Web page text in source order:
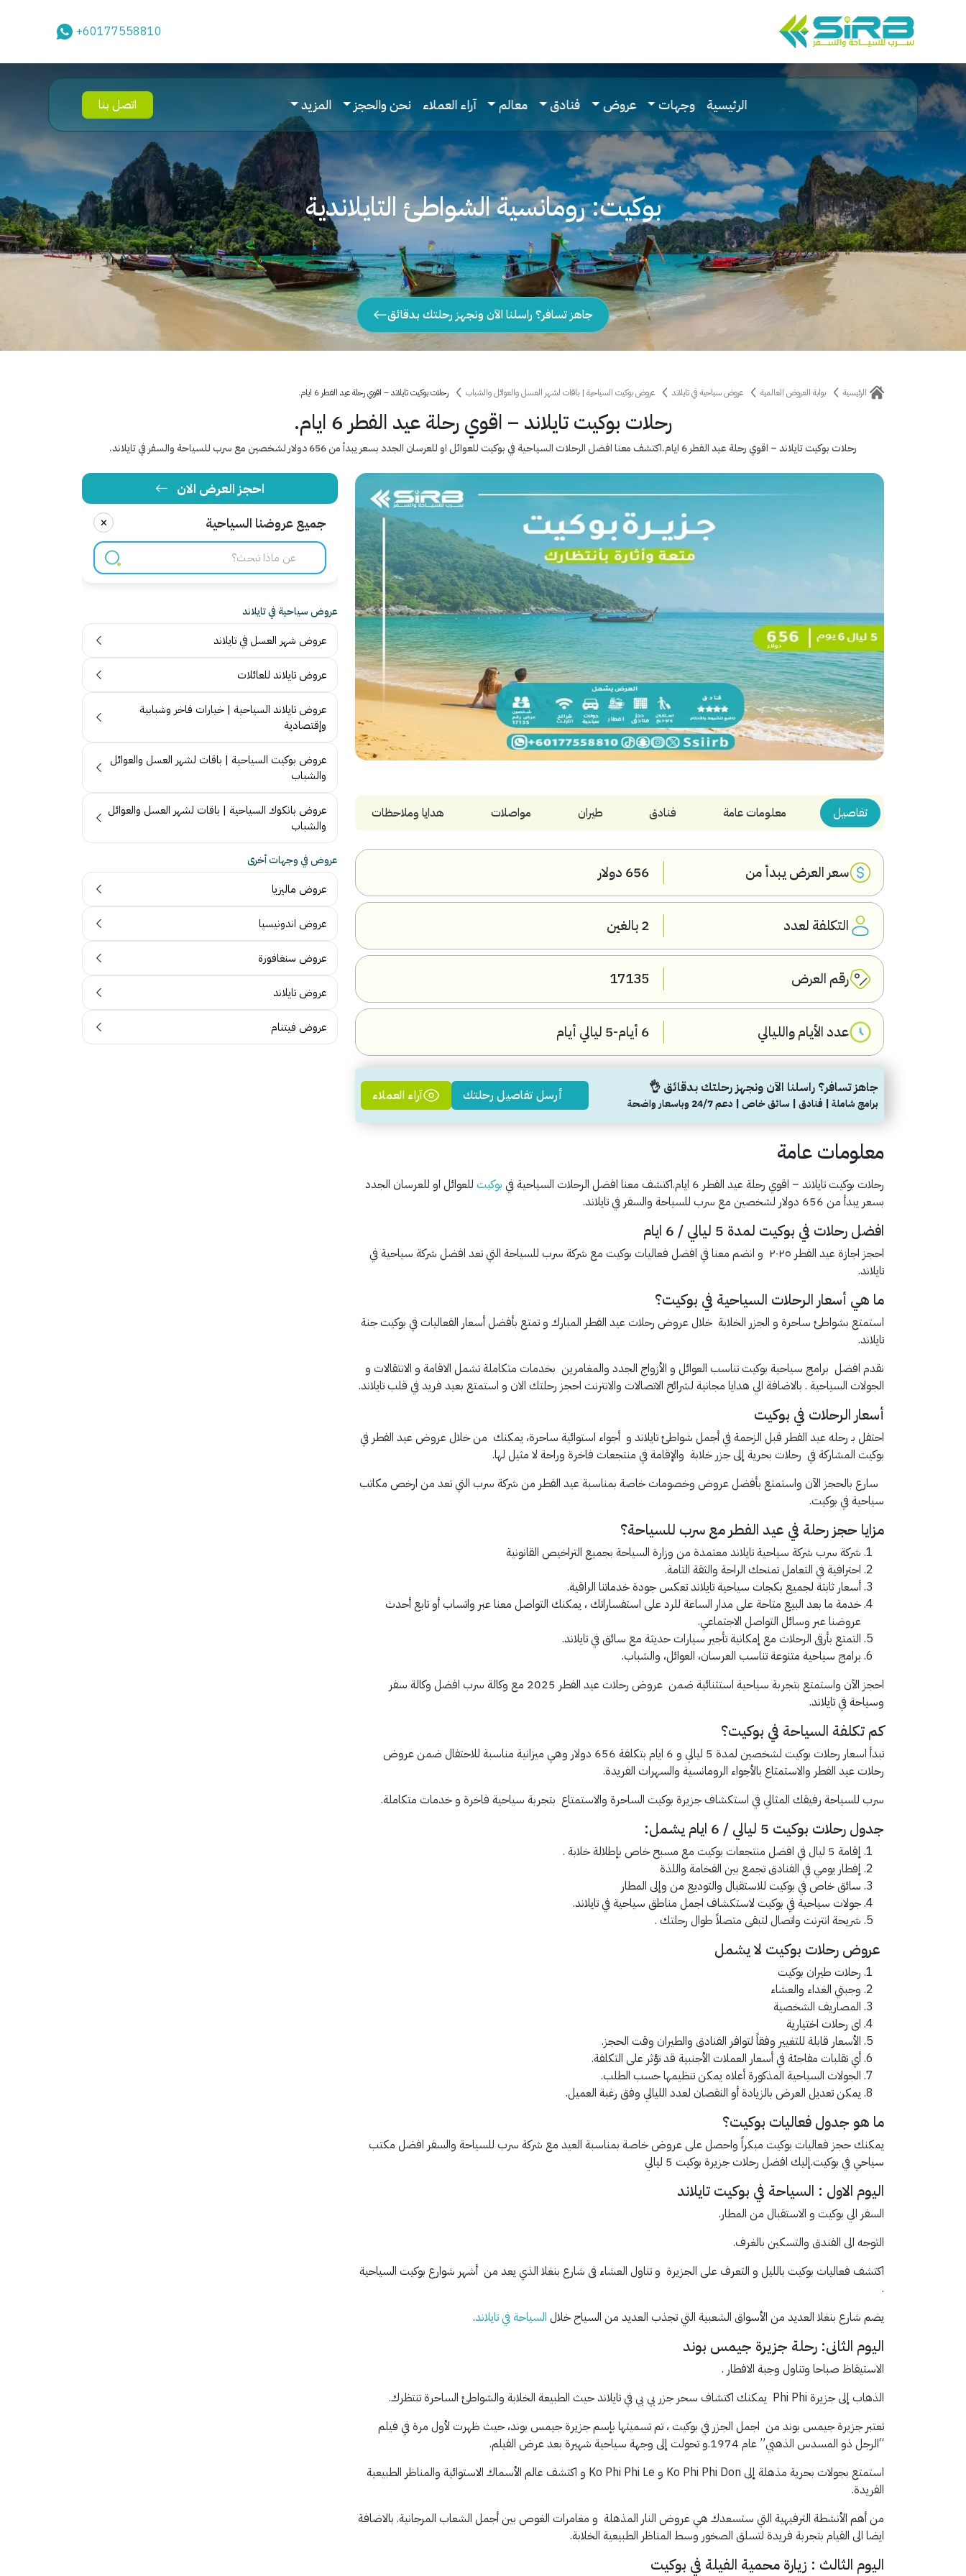
+60177558810
الرئيسية وجهات عروض فنادق معالم آراء العملاء نحن والحجز المزيد اتصل بنا
بوكيت: رومانسية الشواطئ التايلاندية
جاهز تسافر؟ راسلنا الآن ونجهز رحلتك بدقائق
الرئيسية بوابة العروض العالمية عروض سياحية في تايلاند عروض بوكيت السياحية | باقات لشهر العسل والعوائل والشباب رحلات بوكيت تايلاند – اقوي رحلة عيد الفطر 6 ايام.
رحلات بوكيت تايلاند – اقوي رحلة عيد الفطر 6 ايام.
رحلات بوكيت تايلاند – اقوي رحلة عيد الفطر 6 ايام.اكتشف معنا افضل الرحلات السياحية في بوكيت للعوائل او للعرسان الجدد بسعر يبدأ من 656 دولار لشخصين مع سرب للسياحة والسفر في تايلاند.
تفاصيل معلومات عامة فنادق طيران مواصلات هدايا وملاحظات
سعر العرض يبدأ من 656 دولار
التكلفة لعدد 2 بالغين
رقم العرض 17135
عدد الأيام والليالي 6 أيام-5 ليالي أيام
جاهز تسافر؟ راسلنا الآن ونجهز رحلتك بدقائق 👌
برامج شاملة | فنادق | سائق خاص | دعم 24/7 وباسعار واضحة أرسل تفاصيل رحلتك آراء العملاء
معلومات عامة
رحلات بوكيت تايلاند – اقوي رحلة عيد الفطر 6 ايام.اكتشف معنا افضل الرحلات السياحية في بوكيت للعوائل او للعرسان الجدد
بسعر يبدأ من 656 دولار لشخصين مع سرب للسياحة والسفر في تايلاند.
افضل رحلات في بوكيت لمدة 5 ليالي / 6 ايام
احجز اجازة عيد الفطر ٢٠٢٥ و انضم معنا في افضل فعاليات بوكيت مع شركة سرب للسياحة التي تعد افضل شركة سياحية في
تايلاند.
ما هي أسعار الرحلات السياحية في بوكيت؟
استمتع بشواطئ ساحرة و الجزر الخلابة خلال عروض رحلات عيد الفطر المبارك و تمتع بأفضل أسعار الفعاليات في بوكيت جنة
تايلاند.
نقدم افضل برامج سياحية بوكيت تناسب العوائل و الأزواج الجدد والمغامرين بخدمات متكاملة تشمل الاقامة و الانتقالات و
الجولات السياحية . بالاضافة الي هدايا مجانية لشرائح الاتصالات والانترنت احجز رحلتك الان و استمتع بعيد فريد في قلب تايلاند.
أسعار الرحلات في بوكيت
احتفل بـ رحله عيد الفطر قبل الزحمة في أجمل شواطئ تايلاند و أجواء استوائية ساحرة، يمكنك من خلال عروض عيد الفطر في
بوكيت المشاركة في رحلات بحرية إلى جزر خلابة والإقامة في منتجعات فاخرة وراحة لا مثيل لها.
سارع بالحجز الآن واستمتع بأفضل عروض وخصومات خاصة بمناسبة عيد الفطر من شركة سرب التي تعد من ارخص مكاتب
سياحية في بوكيت.
مزايا حجز رحلة في عيد الفطر مع سرب للسياحة؟
شركة سرب شركة سياحية تايلاند معتمدة من وزارة السياحة بجميع التراخيص القانونية
احترافية في التعامل تمنحك الراحة والثقة التامة.
أسعار ثابتة لجميع بكجات سياحية تايلاند تعكس جودة خدماتنا الراقية.
خدمة ما بعد البيع متاحة على مدار الساعة للرد على استفساراتك ، يمكنك التواصل معنا عبر واتساب أو تابع أحدث
عروضنا عبر وسائل التواصل الاجتماعي.
التمتع بأرقى الرحلات مع إمكانية تأجير سيارات حديثة مع سائق في تايلاند.
برامج سياحية متنوعة تناسب العرسان، العوائل، والشباب.
احجز الآن واستمتع بتجربة سياحية استثنائية ضمن عروض رحلات عيد الفطر 2025 مع وكالة سرب افضل وكالة سفر
وسياحة في تايلاند.
كم تكلفة السياحة في بوكيت؟
تبدأ اسعار رحلات بوكيت لشخصين لمدة 5 ليالي و 6 ايام بتكلفة 656 دولار وهي ميزانية مناسبة للاحتفال ضمن عروض
رحلات عيد الفطر والاستمتاع بالأجواء الرومانسية والسهرات الفريدة.
سرب للسياحة رفيقك المثالي في استكشاف جزيرة بوكيت الساحرة والاستمتاع بتجربة سياحية فاخرة و خدمات متكاملة.
جدول رحلات بوكيت 5 ليالي / 6 ايام يشمل:
إقامة 5 ليال في افضل منتجعات بوكيت مع مسبح خاص بإطلالة خلابة .
إفطار يومي في الفنادق تجمع بين الفخامة واللذة
سائق خاص في بوكيت للاستقبال والتوديع من وإلى المطار
جولات سياحية في بوكيت لاستكشاف اجمل مناطق سياحية في تايلاند.
شريحة انترنت واتصال لتبقى متصلاً طوال رحلتك .
عروض رحلات بوكيت لا يشمل
رحلات طيران بوكيت
وجبتي الغداء والعشاء
المصاريف الشخصية
اى رحلات اختيارية
الأسعار قابلة للتغيير وفقاً لتوافر الفنادق والطيران وقت الحجز.
أي تقلبات مفاجئة في أسعار العملات الأجنبية قد تؤثر على التكلفة.
الجولات السياحية المذكورة أعلاه يمكن تنظيمها حسب الطلب.
يمكن تعديل العرض بالزيادة أو النقصان لعدد الليالي وفق رغبة العميل.
ما هو جدول فعاليات بوكيت؟
يمكنك حجز فعاليات بوكيت مبكراً واحصل على عروض خاصة بمناسبة العيد مع شركة سرب للسياحة والسفر افضل مكتب
سياحي في بوكيت.إليك افضل رحلات جزيرة بوكيت 5 ليالي
اليوم الاول : السياحة في بوكيت تايلاند
السفر الي بوكيت و الاستقبال من المطار.
التوجه الى الفندق والتسكين بالغرف.
اكتشف فعاليات بوكيت بالليل و التعرف على الجزيرة و تناول العشاء فى شارع بنغلا الذي يعد من أشهر شوارع بوكيت السياحية
.
يضم شارع بنغلا العديد من الأسواق الشعبية التي تجذب العديد من السياح خلال السياحة في تايلاند.
اليوم الثانى: رحلة جزيرة جيمس بوند
الاستيقاظ صباحا وتناول وجبة الافطار .
الذهاب إلى جزيرة Phi Phi يمكنك اكتشاف سحر جزر بي بي في تايلاند حيث الطبيعة الخلابة والشواطئ الساحرة تنتظرك.
تعتبر جزيرة جيمس بوند من اجمل الجزر في بوكيت ، تم تسميتها بإسم جزيرة جيمس بوند، حيث ظهرت لأول مرة في فيلم
“الرجل ذو المسدس الذهبي” عام 1974.و تحولت إلى وجهة سياحية شهيرة بعد عرض الفيلم.
استمتع بجولات بحرية مذهلة إلى Ko Phi Phi Don و Ko Phi Phi Le و اكتشف عالم الأسماك الاستوائية والمناظر الطبيعية
الفريدة.
من أهم الأنشطة الترفيهية التي ستسعدك هي عروض النار المذهلة و مغامرات الغوص بين أجمل الشعاب المرجانية. بالاضافة
ايضا الى القيام بتجربة فريدة لتسلق الصخور وسط المناظر الطبيعية الخلابة.
اليوم الثالث : زيارة محمية الفيلة في بوكيت
احجز العرض الان
جميع عروضنا السياحية
×
عروض سياحية في تايلاند
عروض شهر العسل في تايلاند
عروض تايلاند للعائلات
عروض تايلاند السياحية | خيارات فاخر وشبابية
وإقتصادية
عروض بوكيت السياحية | باقات لشهر العسل والعوائل
والشباب
عروض بانكوك السياحية | باقات لشهر العسل والعوائل
والشباب
عروض في وجهات أخرى
عروض ماليزيا
عروض اندونيسيا
عروض سنغافورة
عروض تايلاند
عروض فيتنام